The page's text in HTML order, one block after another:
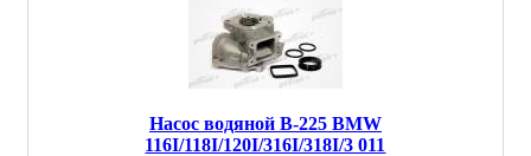
Насос водяной B-225 BMW
116I/118I/120I/316I/318I/3 011